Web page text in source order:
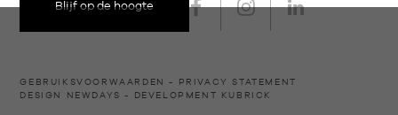
Blijf op de hoogte
GEBRUIKSVOORWAARDEN
PRIVACY STATEMENT
DESIGN
NEWDAYS - DEVELOPMENT KUBRICK